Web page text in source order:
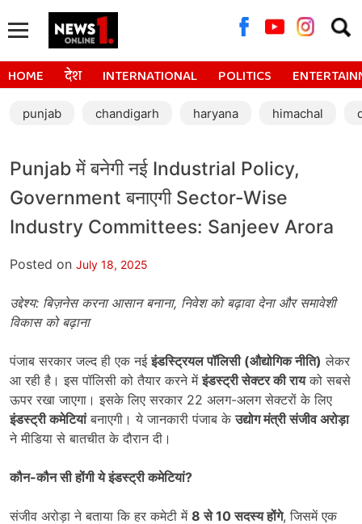
for:
HOME देश INTERNATIONAL POLITICS
punjab chandigarh haryana himachal
Punjab में बनेगी नई Industrial Policy,
Government बनाएगी Sector-Wise
Industry Committees: Sanjeev Arora
Posted on July 18, 2025
उद्देश्य: बिज़नेस करना आसान बनाना, निवेश को बढ़ावा देना और समावेशी
विकास को बढ़ाना
पंजाब सरकार जल्द ही एक नईइंडस्ट्रियल पॉलिसी (औद्योगिक नीति) लेकर
आ रही है। इस पॉलिसी को तैयार करने मेंइंडस्ट्री सेक्टर की रायको सबसे
ऊपर रखा जाएगा। इसके लिए सरकार 22 अलग-अलग सेक्टरों के लिए
इंडस्ट्री कमेटियांबनाएगी। ये जानकारी पंजाब केउद्योग मंत्री संजीव अरोड़ा
ने मीडिया से बातचीत के दौरान दी।
कौन-कौन सी होंगी ये इंडस्ट्री कमेटियां?
संजीव अरोड़ा ने बताया कि हर कमेटी में 8से 10सदस्य होंगे, जिसमें एक